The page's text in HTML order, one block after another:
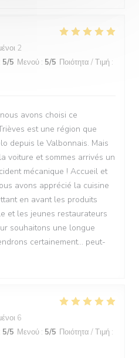
2
5/5 Μενού : 5/5 Ποιότητα / Τιμή :
avons choisi ce
est une région que
depuis le Valbonnais. Mais
voiture et sommes arrivés un
mécanique ! Accueil et
avons apprécié la cuisine
en avant les produits
et les jeunes restaurateurs
souhaitons une longue
certainement... peut-
6
5/5 Μενού : 5/5 Ποιότητα / Τιμή :